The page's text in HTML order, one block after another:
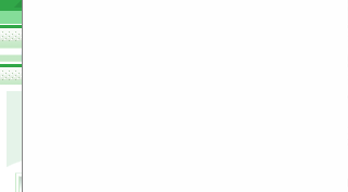
на
Computex 2007: